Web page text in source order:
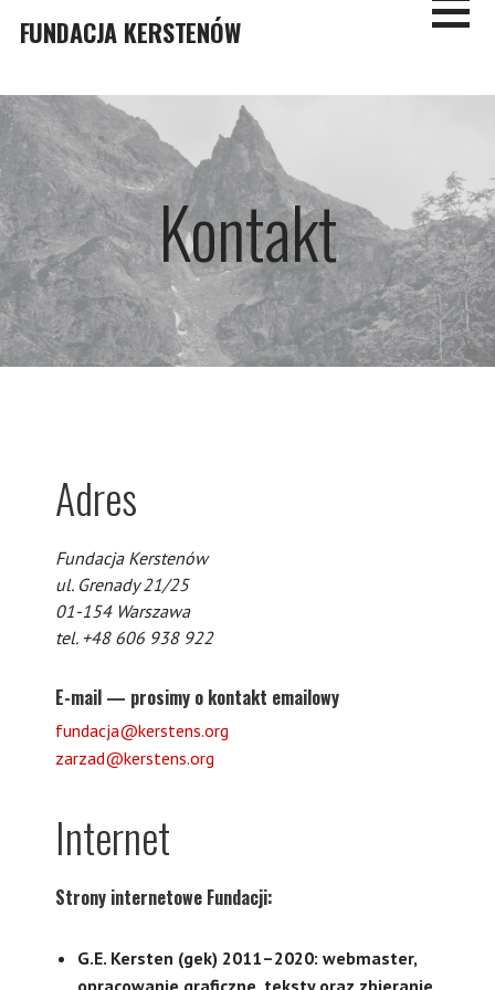
FUNDACJA KERSTENÓW
Kontakt
Adres
Fundacja Kerstenów
ul. Grenady 21/25
01-154 Warszawa
tel. +48 606 938 922
E-mail — prosimy o kontakt emailowy
fundacja@kerstens.org
zarzad@kerstens.org
Internet
Strony internetowe Fundacji:
G.E. Kersten (gek) 2011–2020: webmaster,
opracowanie graficzne, teksty oraz zbieranie